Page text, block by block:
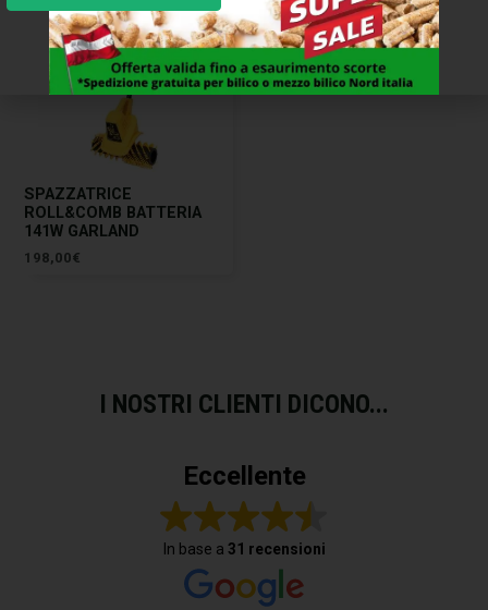
SPAZZATRICE
ROLL&COMB BATTERIA
141W GARLAND
198,00€
I NOSTRI CLIENTI DICONO...
Eccellente
In base a 31 recensioni